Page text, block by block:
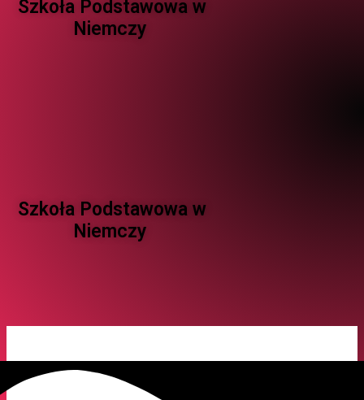
Szkoła Podstawowa w
Niemczy ​
Szkoła Podstawowa w
Niemczy ​